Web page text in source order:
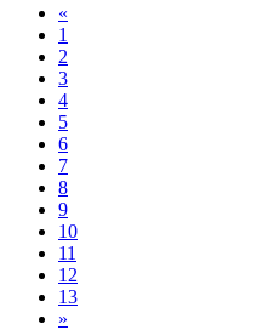
«
1
2
3
4
5
6
7
8
9
10
11
12
13
»